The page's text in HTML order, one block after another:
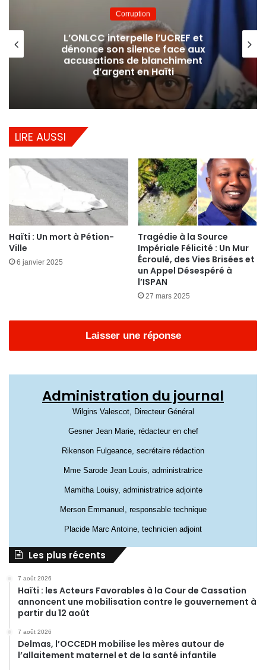
Corruption
L’ONLCC interpelle l’UCREF et
dénonce son silence face aux
accusations de blanchiment
d’argent en Haïti
LIRE AUSSI
Haïti : Un mort à Pétion-
Ville
6 janvier 2025
Tragédie à la Source
Impériale Félicité : Un Mur
Écroulé, des Vies Brisées et
un Appel Désespéré à
l’ISPAN
27 mars 2025
Laisser une réponse
Administration du journal
Wilgins Valescot, Directeur Général
Gesner Jean Marie, rédacteur en chef
Rikenson Fulgeance, secrétaire rédaction
Mme Sarode Jean Louis, administratrice
Mamitha Louisy, administratrice adjointe
Merson Emmanuel, responsable technique
Placide Marc Antoine, technicien adjoint
Les plus récents
7 août 2026
Haïti : les Acteurs Favorables à la Cour de Cassation
annoncent une mobilisation contre le gouvernement à
partir du 12 août
7 août 2026
Delmas, l’OCCEDH mobilise les mères autour de
l’allaitement maternel et de la santé infantile